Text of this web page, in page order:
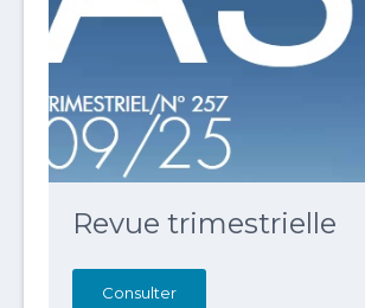
Revue trimestrielle
Consulter